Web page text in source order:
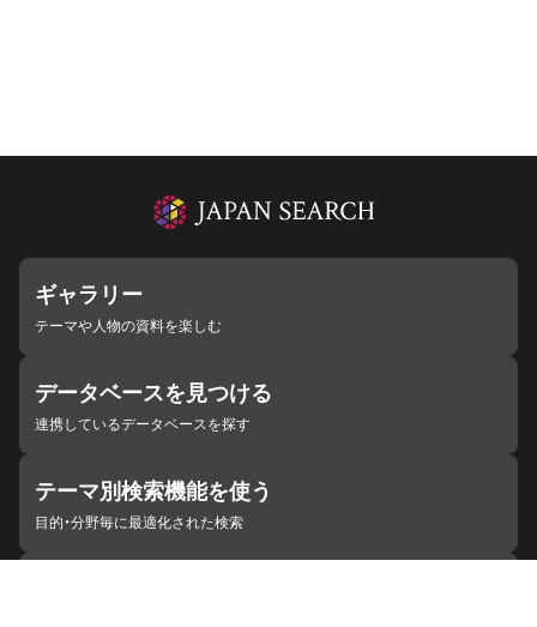
ギャラリー
テーマや人物の資料を楽しむ
データベースを見つける
連携しているデータベースを探す
テーマ別検索機能を使う
目的・分野毎に最適化された検索